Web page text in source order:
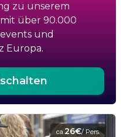
zu unserem
über 90.000
und
Europa.
ca.26€/ Pers.